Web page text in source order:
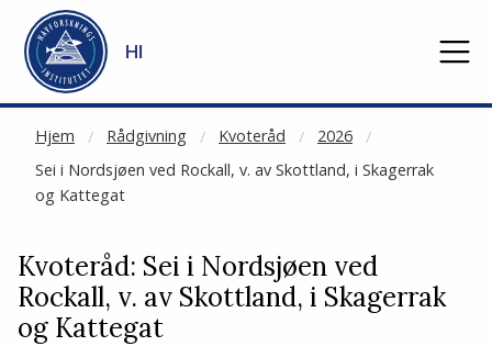
Gå til hovedinnhold
HI
Hjem Rådgivning Kvoteråd
2026
Sei i Nordsjøen ved Rockall, v. av Skottland, i Skagerrak
og Kattegat
NOT CACHED
Kvoteråd: Sei i Nordsjøen ved
Rockall, v. av Skottland, i Skagerrak
og Kattegat